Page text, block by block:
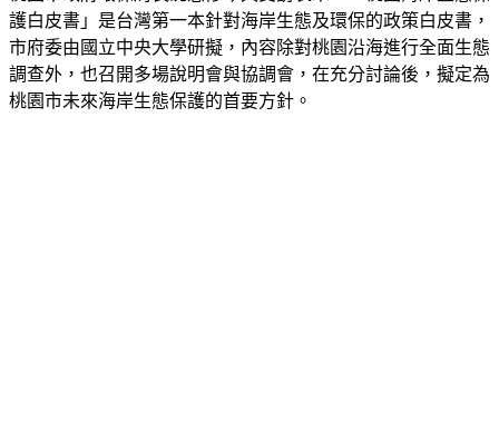
桃園市政府環保局長沈志修今天受訪表示，「桃園海岸生態保
護白皮書」是台灣第一本針對海岸生態及環保的政策白皮書，
市府委由國立中央大學研擬，內容除對桃園沿海進行全面生態
調查外，也召開多場說明會與協調會，在充分討論後，擬定為